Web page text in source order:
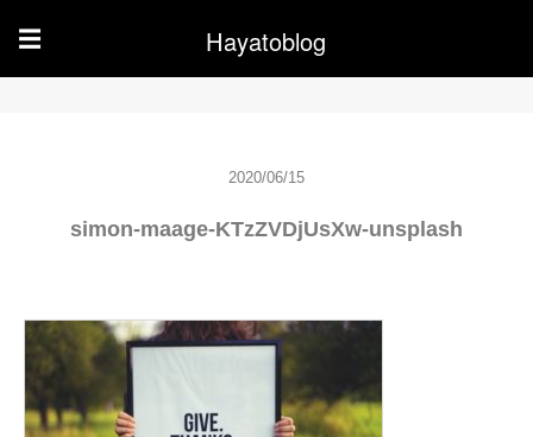
☰ Hayatoblog
2020/06/15
simon-maage-KTzZVDjUsXw-unsplash